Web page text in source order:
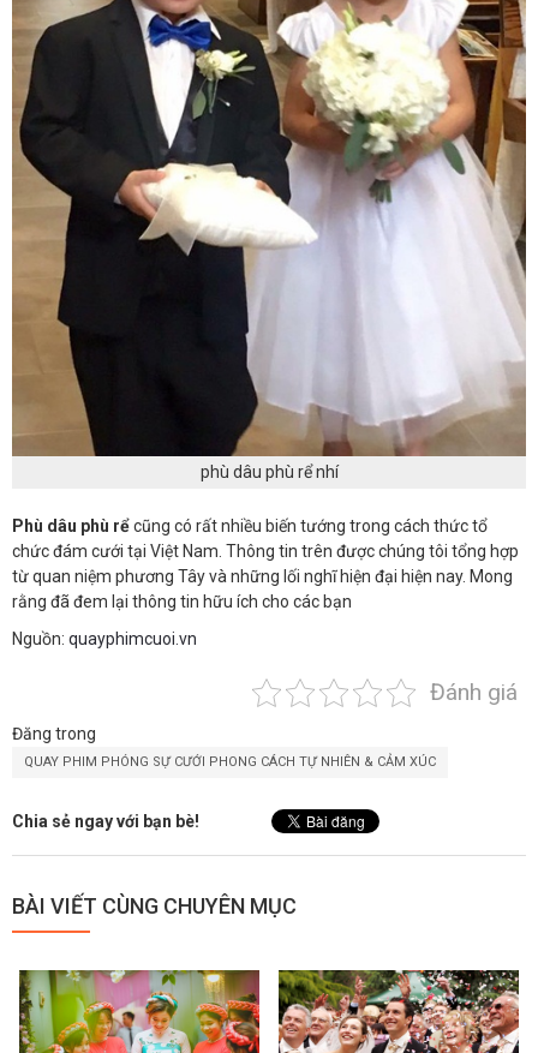
phù dâu phù rể nhí
Phù dâu phù rểcũng có rất nhiều biến tướng trong cách thức tổ
chức đám cưới tại Việt Nam. Thông tin trên được chúng tôi tổng hợp
từ quan niệm phương Tây và những lối nghĩ hiện đại hiện nay. Mong
rằng đã đem lại thông tin hữu ích cho các bạn
Nguồn: quayphimcuoi.vn
Đánh giá
Đăng trong
QUAY PHIM PHÓNG SỰ CƯỚI PHONG CÁCH TỰ NHIÊN & CẢM XÚC
Chia sẻ ngay với bạn bè!
BÀI VIẾT CÙNG CHUYÊN MỤC